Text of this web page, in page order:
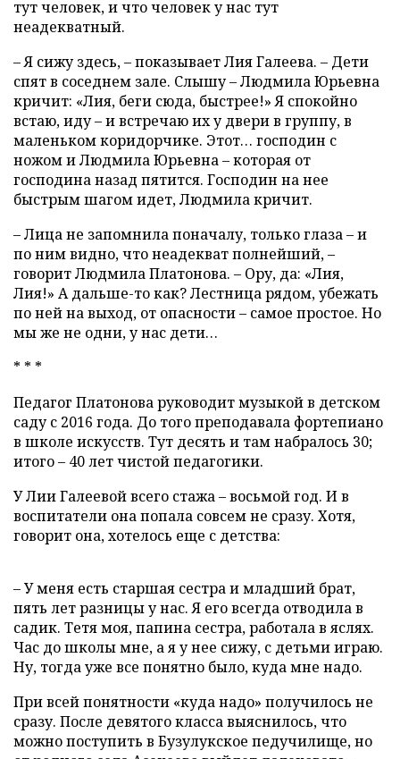
тут человек, и что человек у нас тут
неадекватный.
– Я сижу здесь, – показывает Лия Галеева. – Дети
спят в соседнем зале. Слышу – Людмила Юрьевна
кричит: «Лия, беги сюда, быстрее!» Я спокойно
встаю, иду – и встречаю их у двери в группу, в
маленьком коридорчике. Этот… господин с
ножом и Людмила Юрьевна – которая от
господина назад пятится. Господин на нее
быстрым шагом идет, Людмила кричит.
– Лица не запомнила поначалу, только глаза – и
по ним видно, что неадекват полнейший, –
говорит Людмила Платонова. – Ору, да: «Лия,
Лия!» А дальше-то как? Лестница рядом, убежать
по ней на выход, от опасности – самое простое. Но
мы же не одни, у нас дети…
* * *
Педагог Платонова руководит музыкой в детском
саду с 2016 года. До того преподавала фортепиано
в школе искусств. Тут десять и там набралось 30;
итого – 40 лет чистой педагогики.
У Лии Галеевой всего стажа – восьмой год. И в
воспитатели она попала совсем не сразу. Хотя,
говорит она, хотелось еще с детства:
– У меня есть старшая сестра и младший брат,
пять лет разницы у нас. Я его всегда отводила в
садик. Тетя моя, папина сестра, работала в яслях.
Час до школы мне, а я у нее сижу, с детьми играю.
Ну, тогда уже все понятно было, куда мне надо.
При всей понятности «куда надо» получилось не
сразу. После девятого класса выяснилось, что
можно поступить в Бузулукское педучилище, но